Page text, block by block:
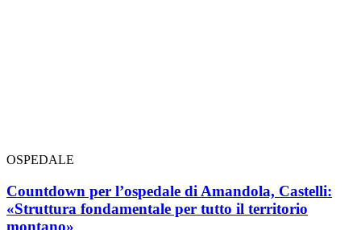
OSPEDALE
Countdown per l’ospedale di Amandola, Castelli:
«Struttura fondamentale per tutto il territorio
montano»